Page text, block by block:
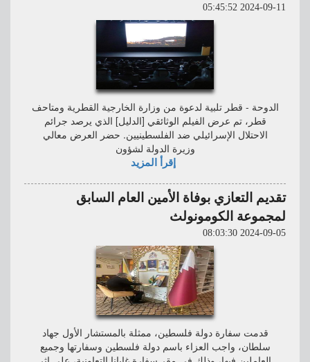
2024-09-11 05:45:52
الدوحة - قطر تلبية لدعوة من وزارة الخارجية القطرية ومتاحف
قطر، تم عرض الفيلم الوثائقي [الدليل] الذي يرصد جرائم
الاحتلال الإسرائيلي ضد الفلسطينيين. حضر العرض معالي
وزيرة الدولة لشؤون
إقرأ المزيد
تقديم التعازي بوفاة الأمين العام السابق
لمجموعة الكومونولث
2024-09-05 08:03:30
قدمت سفارة دولة فلسطين، ممثلة بالمستشار الأول جهاد
سلطان، واجب العزاء باسم دولة فلسطين وسفارتها وجميع